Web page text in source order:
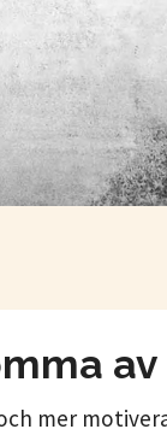
mer